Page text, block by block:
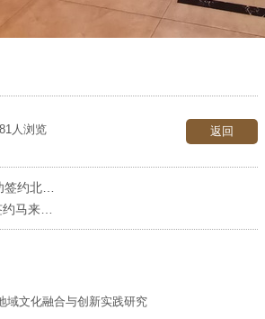
返回
人浏览
水疗设计项目
疗会所设计项目
域文化融合与创新实践研究